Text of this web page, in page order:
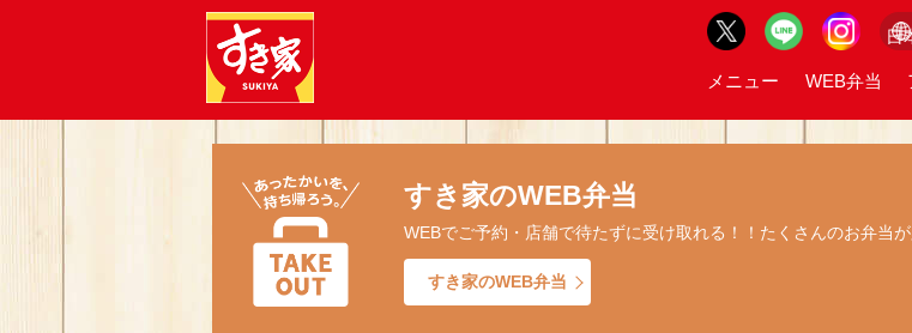
メニュー WEB弁当
すき家のWEB弁当
WEBでご予約・店舗で待たずに受け取れる！！たくさんのお弁当
すき家のWEB弁当